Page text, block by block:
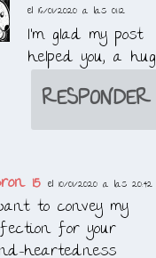
el 16/01/2020 a las 01:12
I’m glad my post
helped you, a hug
RESPONDER
15 el 10/01/2020 a las 20:42
to convey my
for your